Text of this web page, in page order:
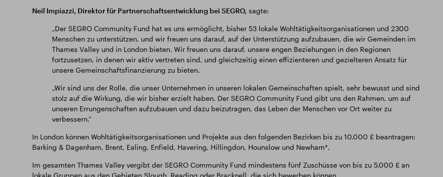
Neil Impiazzi, Direktor für Partnerschaftsentwicklung bei SEGRO, sagte:
„Der SEGRO Community Fund hat es uns ermöglicht, bisher 53 lokale Wohltätigkeitsorganisationen und 2300
Menschen zu unterstützen, und wir freuen uns darauf, auf der Unterstützung aufzubauen, die wir Gemeinden im
Thames Valley und in London bieten. Wir freuen uns darauf, unsere engen Beziehungen in den Regionen
fortzusetzen, in denen wir aktiv vertreten sind, und gleichzeitig einen effizienteren und gezielteren Ansatz für
unsere Gemeinschaftsfinanzierung zu bieten.
„Wir sind uns der Rolle, die unser Unternehmen in unseren lokalen Gemeinschaften spielt, sehr bewusst und sind
stolz auf die Wirkung, die wir bisher erzielt haben. Der SEGRO Community Fund gibt uns den Rahmen, um auf
unseren Errungenschaften aufzubauen und dazu beizutragen, das Leben der Menschen vor Ort weiter zu
verbessern.“
In London können Wohltätigkeitsorganisationen und Projekte aus den folgenden Bezirken bis zu 10.000 £ beantragen:
Barking & Dagenham, Brent, Ealing, Enfield, Havering, Hillingdon, Hounslow und Newham*.
Im gesamten Thames Valley vergibt der SEGRO Community Fund mindestens fünf Zuschüsse von bis zu 5.000 £ an
lokale Gruppen aus den Gebieten Slough, Reading oder Bracknell, die sich bewerben können.